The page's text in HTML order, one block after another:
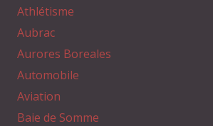
Athlétisme
Aubrac
Aurores Boreales
Automobile
Aviation
Baie de Somme